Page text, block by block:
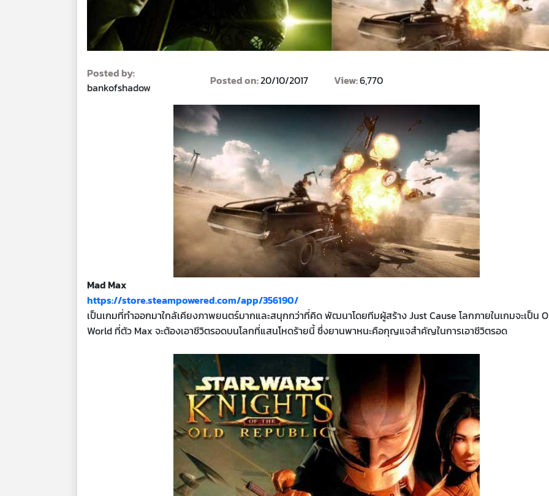
Posted by:
bankofshadow
Posted on:20/10/2017 View:6,770
Mad Max
https://store.steampowered.com/app/356190/
เป็นเกมที่ทำออกมาใกล้เคียงภาพยนตร์มากและสนุกกว่าที่คิด พัฒนาโดยทีมผู้สร้าง Just Cause โลกภายในเกมจะเป็น
World ที่ตัว Max จะต้องเอาชีวิตรอดบนโลกที่แสนโหดร้ายนี้ ซึ่งยานพาหนะคือกุญแจสำคัญในการเอาชีวิตรอด